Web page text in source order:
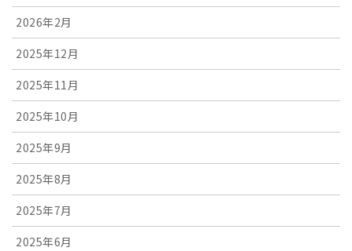
2026年2月
2025年12月
2025年11月
2025年10月
2025年9月
2025年8月
2025年7月
2025年6月